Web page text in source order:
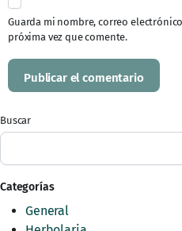
Guarda mi nombre, correo
próxima vez que comente.
Buscar
Categorías
General